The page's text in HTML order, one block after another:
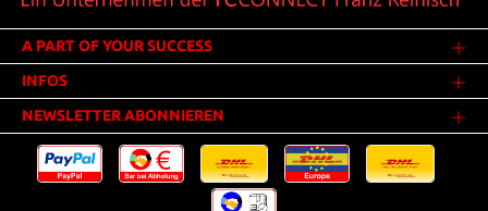
A PART OF YOUR SUCCESS
INFOS
NEWSLETTER ABONNIEREN